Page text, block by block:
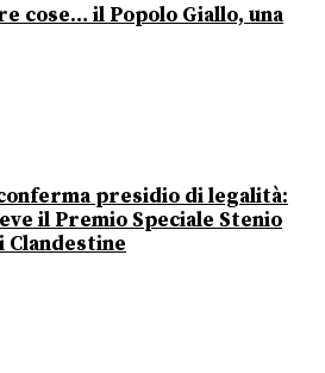
cose… il Popolo Giallo, una
presidio di legalità:
il Premio Speciale Stenio
Clandestine